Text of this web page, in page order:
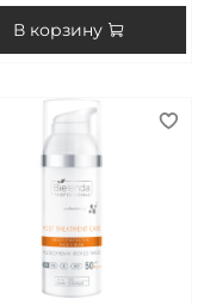
В корзину